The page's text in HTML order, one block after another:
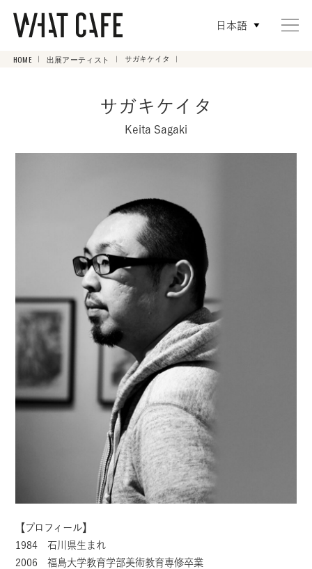
日本語
HOME 出展アーティスト サガキケイタ
サガキケイタ
Keita Sagaki
【プロフィール】
1984 石川県生まれ
2006 福島大学教育学部美術教育専修卒業